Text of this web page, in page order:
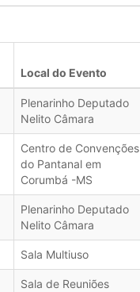
Local do Evento
Plenarinho Deputado
Nelito Câmara
Centro de Convenções
do Pantanal em
Corumbá -MS
Plenarinho Deputado
Nelito Câmara
Sala Multiuso
Sala de Reuniões